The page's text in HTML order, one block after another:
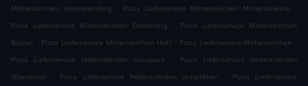
Mitterskirchen Unterwendling
. Pizza Lieferservice Mitterskirchen Mitterschweib
.
Pizza Lieferservice Mitterskirchen Dachsberg
.
Pizza Lieferservice Mitterskirchen
Büchel . Pizza Lieferservice Mitterskirchen Hirtl . Pizza Lieferservice Mitterskirchen .
Pizza Lieferservice Hebertsfelden Hausbeck
.
Pizza Lieferservice Hebertsfelden
Oberlehen
. Pizza Lieferservice Hebertsfelden Unterlehen .
Pizza Lieferservice